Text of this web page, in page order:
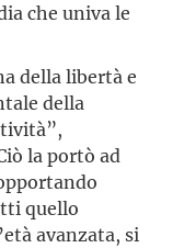
che univa le
della libertà e
della
la portò ad
quello
avanzata, si